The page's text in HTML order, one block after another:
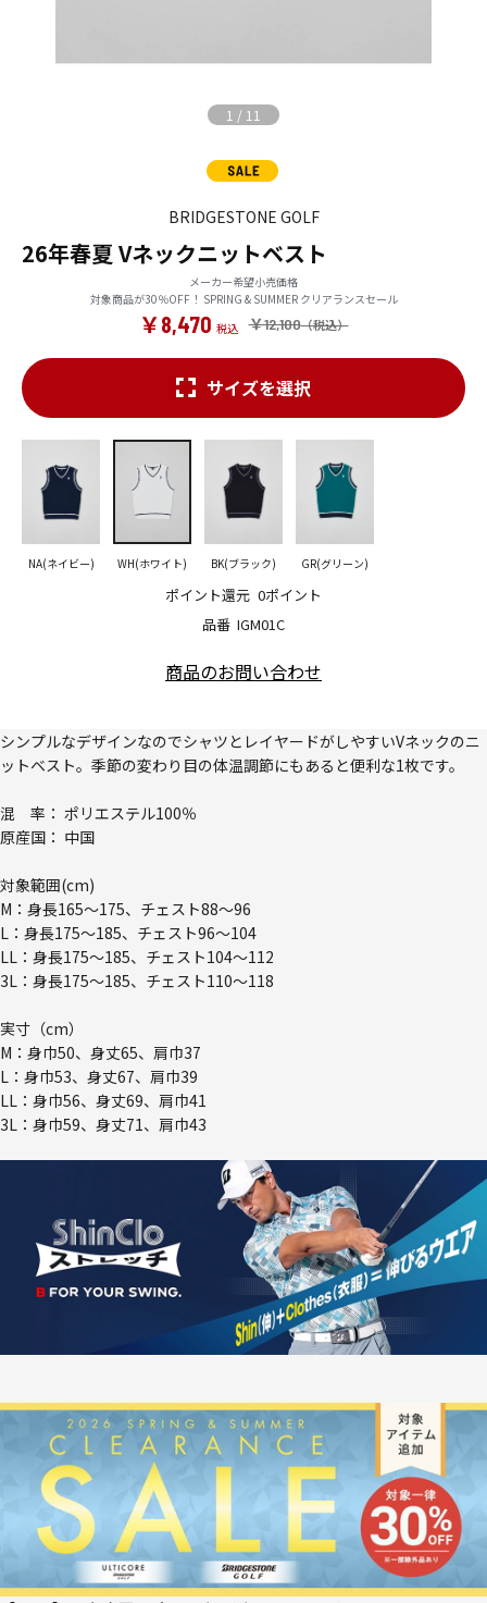
1 / 11
BRIDGESTONE GOLF
26年春夏 Vネックニットベスト
メーカー希望小売価格
対象商品が30％OFF！ SPRING & SUMMER クリアランスセール
￥12,100
￥8,470
品番 IGM01C
ポイント還元 0ポイント
サイズを選択
NA(ネイビー) WH(ホワイト) BK(ブラック) GR(グリーン)
商品のお問い合わせ
シンプルなデザインなのでシャツとレイヤードがしやすいVネックのニ
ットベスト。季節の変わり目の体温調節にもあると便利な1枚です。
混 率： ポリエステル100％
原産国： 中国
対象範囲(cm)
M：身長165～175、チェスト88～96
L：身長175～185、チェスト96～104
LL：身長175～185、チェスト104～112
3L：身長175～185、チェスト110～118
実寸（cm）
M：身巾50、身丈65、肩巾37
L：身巾53、身丈67、肩巾39
LL：身巾56、身丈69、肩巾41
3L：身巾59、身丈71、肩巾43